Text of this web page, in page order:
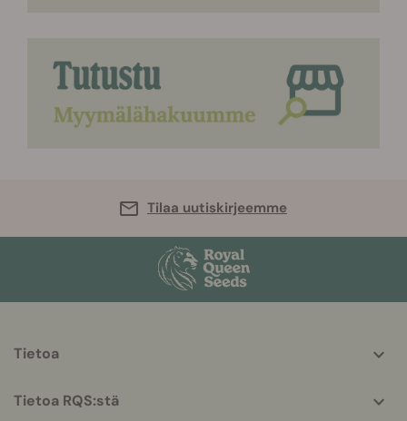
Tilaa uutiskirjeemme
helpful
Tietoa
Tietoa RQS:stä